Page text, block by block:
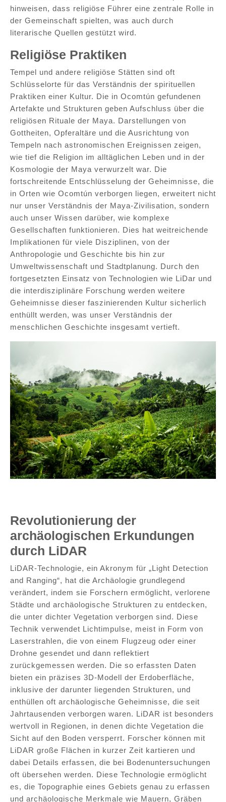
hinweisen, dass religiöse Führer eine zentrale Rolle in
der Gemeinschaft spielten, was auch durch
literarische Quellen gestützt wird.
Religiöse Praktiken
Tempel und andere religiöse Stätten sind oft
Schlüsselorte für das Verständnis der spirituellen
Praktiken einer Kultur. Die in Ocomtún gefundenen
Artefakte und Strukturen geben Aufschluss über die
religiösen Rituale der Maya. Darstellungen von
Gottheiten, Opferaltäre und die Ausrichtung von
Tempeln nach astronomischen Ereignissen zeigen,
wie tief die Religion im alltäglichen Leben und in der
Kosmologie der Maya verwurzelt war. Die
fortschreitende Entschlüsselung der Geheimnisse, die
in Orten wie Ocomtún verborgen liegen, erweitert nicht
nur unser Verständnis der Maya-Zivilisation, sondern
auch unser Wissen darüber, wie komplexe
Gesellschaften funktionieren. Dies hat weitreichende
Implikationen für viele Disziplinen, von der
Anthropologie und Geschichte bis hin zur
Umweltwissenschaft und Stadtplanung. Durch den
fortgesetzten Einsatz von Technologien wie LiDar und
die interdisziplinäre Forschung werden weitere
Geheimnisse dieser faszinierenden Kultur sicherlich
enthüllt werden, was unser Verständnis der
menschlichen Geschichte insgesamt vertieft.
Revolutionierung der
archäologischen Erkundungen
durch LiDAR
LiDAR-Technologie, ein Akronym für „Light Detection
and Ranging“, hat die Archäologie grundlegend
verändert, indem sie Forschern ermöglicht, verlorene
Städte und archäologische Strukturen zu entdecken,
die unter dichter Vegetation verborgen sind. Diese
Technik verwendet Lichtimpulse, meist in Form von
Laserstrahlen, die von einem Flugzeug oder einer
Drohne gesendet und dann reflektiert
zurückgemessen werden. Die so erfassten Daten
bieten ein präzises 3D-Modell der Erdoberfläche,
inklusive der darunter liegenden Strukturen, und
enthüllen oft archäologische Geheimnisse, die seit
Jahrtausenden verborgen waren. LiDAR ist besonders
wertvoll in Regionen, in denen dichte Vegetation die
Sicht auf den Boden versperrt. Forscher können mit
LiDAR große Flächen in kurzer Zeit kartieren und
dabei Details erfassen, die bei Bodenuntersuchungen
oft übersehen werden. Diese Technologie ermöglicht
es, die Topographie eines Gebiets genau zu erfassen
und archäologische Merkmale wie Mauern, Gräben